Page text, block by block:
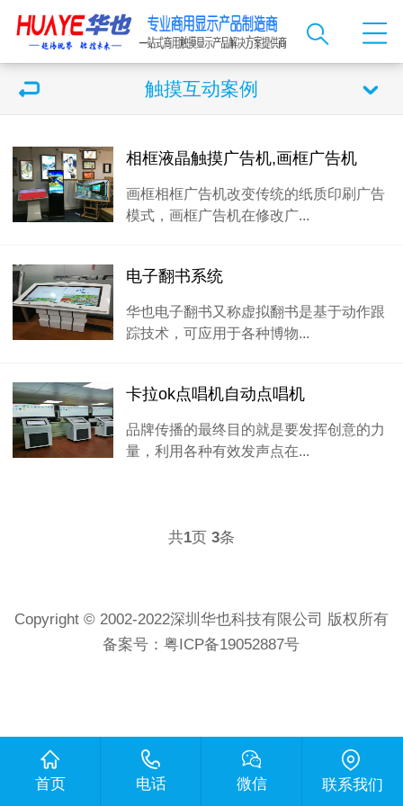
触摸互动案例
相框液晶触摸广告机,画框广告机
画框相框广告机改变传统的纸质印刷广告
模式，画框广告机在修改广...
电子翻书系统
华也电子翻书又称虚拟翻书是基于动作跟
踪技术，可应用于各种博物...
卡拉ok点唱机自动点唱机
品牌传播的最终目的就是要发挥创意的力
量，利用各种有效发声点在...
共1页 3条
Copyright © 2002-2022深圳华也科技有限公司 版权所有
备案号：粤ICP备19052887号
首页 电话 微信 联系我们